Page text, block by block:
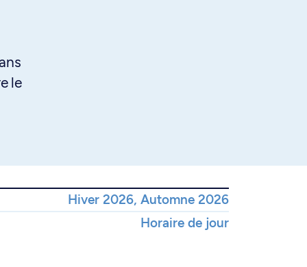
le
Hiver 2026, Automne 2026
Horaire de jour